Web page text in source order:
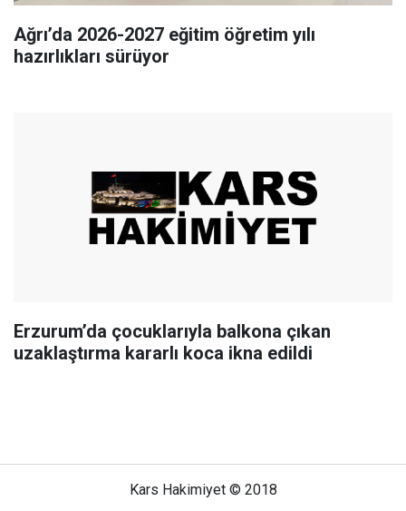
Ağrı’da 2026-2027 eğitim öğretim yılı
hazırlıkları sürüyor
Erzurum’da çocuklarıyla balkona çıkan
uzaklaştırma kararlı koca ikna edildi
Kars Hakimiyet © 2018